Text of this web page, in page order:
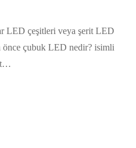
LED çeşitleri veya şerit LED
önce çubuk LED nedir? isimli